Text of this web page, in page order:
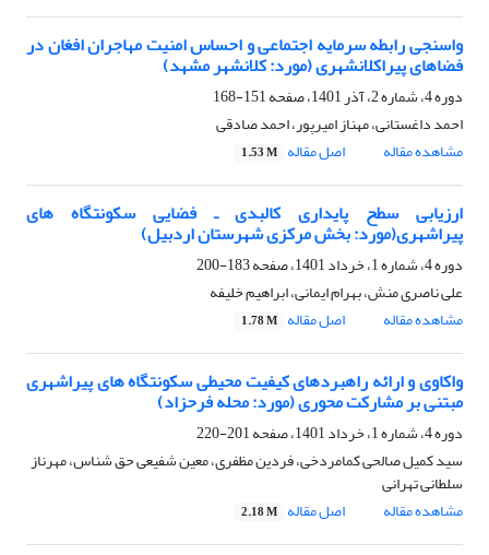
واسنجی رابطه سرمایه اجتماعی و احساس امنیت مهاجران افغان در
فضاهای پیراکلانشهری (مورد: کلانشهر مشهد)
دوره 4، شماره 2، آذر 1401، صفحه
151-168
احمد داغستانی، مهناز امیرپور، احمد صادقی
مشاهده مقاله
اصل مقاله 1.53 M
ارزیابی سطح پایداری کالبدی ـ فضایی سکونتگاه های
پیراشهری(مورد: بخش مرکزی شهرستان اردبیل)
دوره 4، شماره 1، خرداد 1401، صفحه
183-200
علی ناصری منش، بهرام ایمانی، ابراهیم خلیفه
مشاهده مقاله
اصل مقاله 1.78 M
واکاوی و ارائه راهبردهای کیفیت محیطی سکونتگاه های پیراشهری
مبتنی بر مشارکت محوری (مورد: محله فرحزاد)
دوره 4، شماره 1، خرداد 1401، صفحه
201-220
سید کمیل صالحی کمامردخی، فردین مظفری، معین شفیعی حق شناس، مهرناز
سلطانی تهرانی
مشاهده مقاله
اصل مقاله 2.18 M